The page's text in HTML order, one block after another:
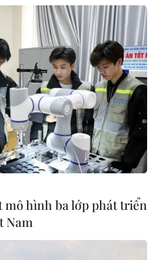
nhờ nhóm ngân hàng và
đổi mới phương thức cho
hấp thụ vốn
mô hình ba lớp phát triển
Nam